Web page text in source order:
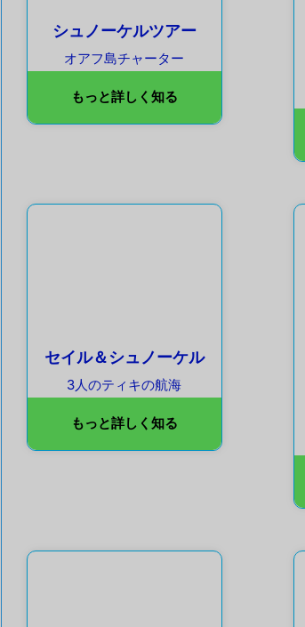
シュノーケルツアー
オアフ島チャーター
もっと詳しく知る
セイル＆シュノーケル
3人のティキの航海
もっと詳しく知る